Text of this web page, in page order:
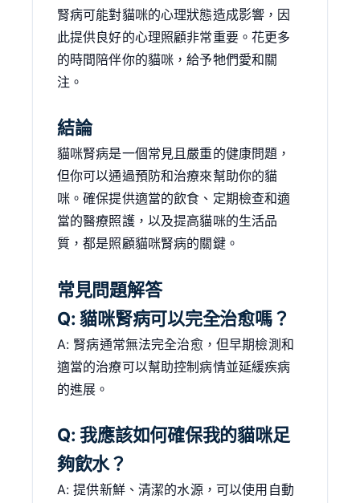
腎病可能對貓咪的心理狀態造成影響，因
此提供良好的心理照顧非常重要。花更多
的時間陪伴你的貓咪，給予牠們愛和關
注。
結論
貓咪腎病是一個常見且嚴重的健康問題，
但你可以通過預防和治療來幫助你的貓
咪。確保提供適當的飲食、定期檢查和適
當的醫療照護，以及提高貓咪的生活品
質，都是照顧貓咪腎病的關鍵。
常見問題解答
Q: 貓咪腎病可以完全治愈嗎？
A: 腎病通常無法完全治愈，但早期檢測和
適當的治療可以幫助控制病情並延緩疾病
的進展。
Q: 我應該如何確保我的貓咪足
夠飲水？
A: 提供新鮮、清潔的水源，可以使用自動